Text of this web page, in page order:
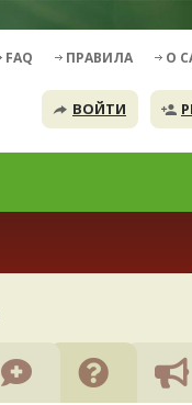
FAQ ПРАВИЛА О
ВОЙТИ